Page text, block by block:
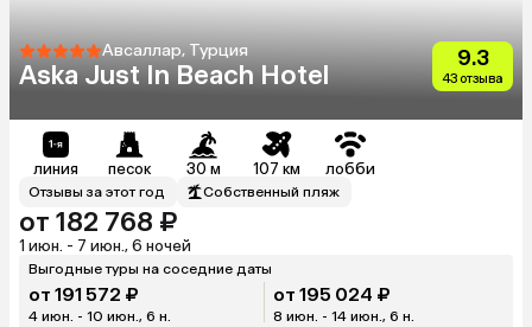
Авсаллар, Турция
Aska Just In Beach Hotel
9.3
43 отзыва
линия песок 30 м 107 км лобби
Отзывы за этот год Собственный пляж
от 182 768 ₽
1 июн. - 7 июн., 6 ночей
Выгодные туры на соседние даты
от 191 572 ₽
4 июн. - 10 июн., 6 н.
от 195 024 ₽
8 июн. - 14 июн., 6 н.